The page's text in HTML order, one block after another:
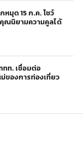
หมุด 15 ก.ค. โชว์
ณนิยามความคูลได้
ท. เชื่อมต่อ
องการท่องเที่ยว